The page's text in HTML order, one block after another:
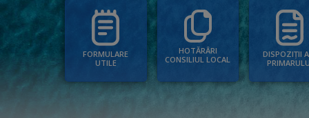
FORMULARE
UTILE
HOTĂRÂRI
CONSILIUL LOCAL
DISPOZIȚII